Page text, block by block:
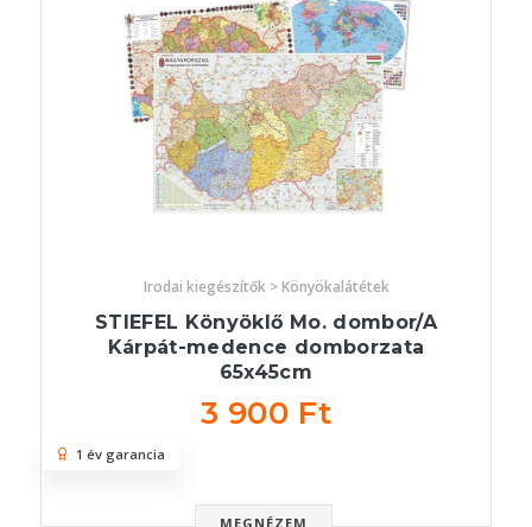
Irodai kiegészítők > Könyökalátétek
STIEFEL Könyöklő Mo. dombor/A
Kárpát-medence domborzata
65x45cm
3 900 Ft
MEGNÉZEM
1 év garancia